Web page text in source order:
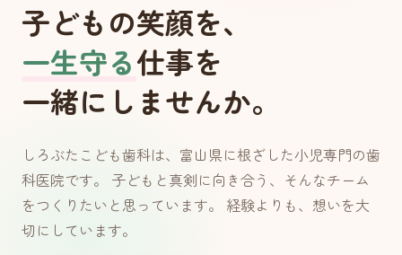
子どもの笑顔を、
一生守る仕事を
一緒にしませんか。
しろぶたこども歯科は、富山県に根ざした小児専門の歯
科医院です。 子どもと真剣に向き合う、そんなチーム
をつくりたいと思っています。 経験よりも、想いを大
切にしています。